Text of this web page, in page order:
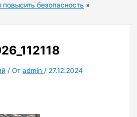
безопасность
/ Отadmin / 27.12.2024